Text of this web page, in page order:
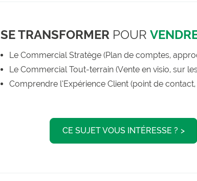
SE TRANSFORMER POUR
Le Commercial Stratège (Plan de comptes,
Le Commercial Tout-terrain (Vente en visio, sur
Comprendre l’Expérience Client (point de
CE SUJET VOUS INTÉRESSE ?